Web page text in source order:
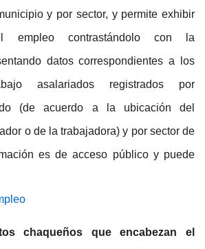
y por sector, y permite exhibir
empleo contrastándolo con la
datos correspondientes a los
asalariados registrados por
(de acuerdo a la ubicación del
o de la trabajadora) y por sector de
es de acceso público y puede
chaqueños que encabezan el